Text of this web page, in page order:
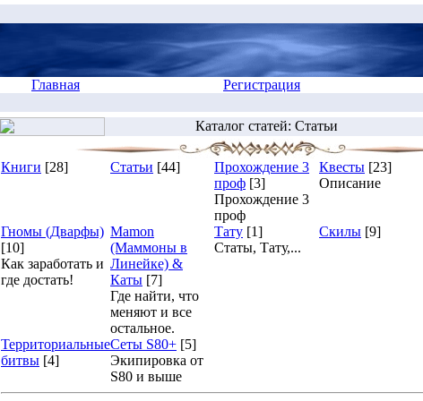
Главная Регистрация
Каталог статей: Статьи
Книги [28] Статьи [44]
Прохождение 3
проф [3]
Прохождение 3
проф
Квесты [23]
Описание
Гномы (Дварфы)
[10]
Как заработать и
где достать!
Mamon
(Маммоны в
Линейке) &
Каты [7]
Где найти, что
меняют и все
остальное.
Тату [1]
Статы, Тату,...
Скилы [9]
Территориальные
битвы [4]
Сеты S80+ [5]
Экипировка от
S80 и выше